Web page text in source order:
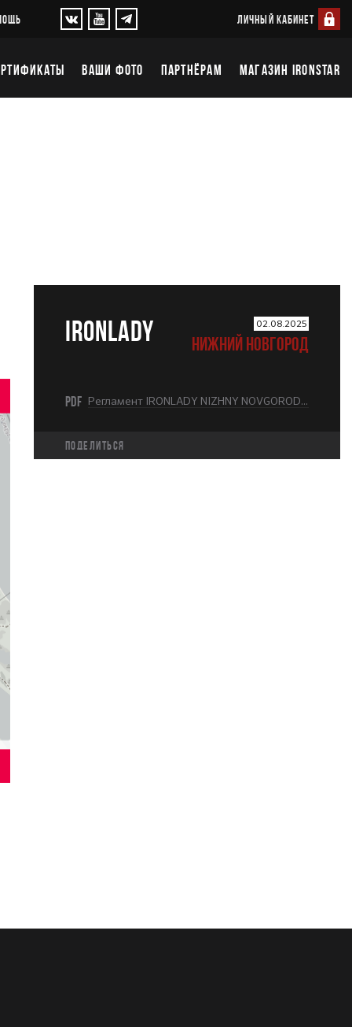
ЛИЧНЫЙ КАБИНЕТ
ВАШИ ФОТО ПАРТНЁРАМ МАГАЗИН IRONSTAR
IRONLADY 02.08.2025
НИЖНИЙ НОВГОРОД
PDF Регламент IRONLADY NIZHNY NOVGOROD 2025.pdf
Поделиться